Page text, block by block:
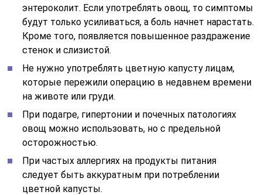
энтероколит. Если употреблять овощ, то симптомы
будут только усиливаться, а боль начнет нарастать.
Кроме того, появляется повышенное раздражение
стенок и слизистой.
Не нужно употреблять цветную капусту лицам,
которые пережили операцию в недавнем времени
на животе или груди.
При подагре, гипертонии и почечных патологиях
овощ можно использовать, но с предельной
осторожностью.
При частых аллергиях на продукты питания
следует быть аккуратным при потреблении
цветной капусты.